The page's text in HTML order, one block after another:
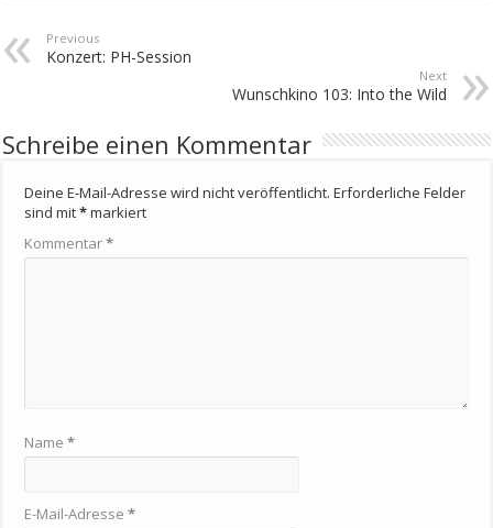
Previous
Konzert: PH-Session
Next
Wunschkino 103: Into the Wild
Schreibe einen Kommentar
Deine E-Mail-Adresse wird nicht veröffentlicht. Erforderliche Felder
sind mit*markiert
Kommentar*
Name*
E-Mail-Adresse*